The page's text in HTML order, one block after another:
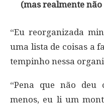
(mas realmente não
“Eu reorganizada
uma lista de coisas a
tempinho nessa
“Pena que não deu
menos, eu li um